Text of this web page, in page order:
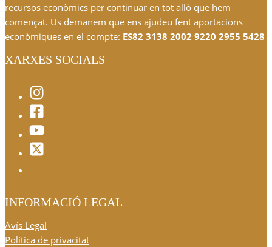
recursos econòmics per continuar en tot allò que hem
començat. Us demanem que ens ajudeu fent aportacions
econòmiques en el compte: ES82 3138 2002 9220 2955 5428
XARXES SOCIALS
INFORMACIÓ LEGAL
Avís Legal
Política de privacitat